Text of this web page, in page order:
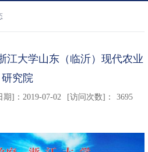
江大学山东（临沂）现代农业
研究院
期]：2019-07-02 [访问次数]： 3695